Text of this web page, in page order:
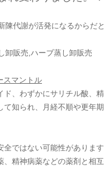
代謝が活発になるからだ
スマントル
、わずかにサリチル酸
知られ、月経不順や更年
ではない可能性がありま
精神病薬などの薬剤と相